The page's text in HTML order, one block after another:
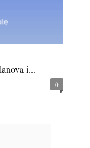
i...
0